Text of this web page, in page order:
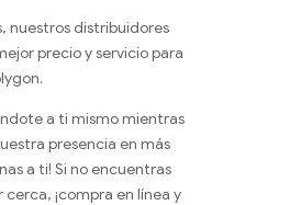
nuestros distribuidores
precio y servicio para
a ti mismo mientras
presencia en más
a ti! Si no encuentras
¡compra en línea y